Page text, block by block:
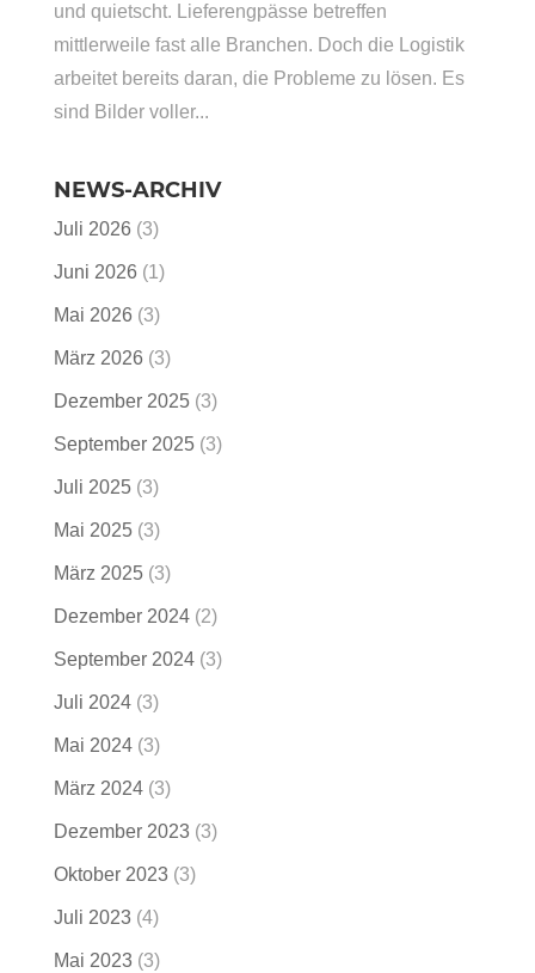
und quietscht. Lieferengpässe betreffen
mittlerweile fast alle Branchen. Doch die Logistik
arbeitet bereits daran, die Probleme zu lösen. Es
sind Bilder voller...
NEWS-ARCHIV
Juli 2026 (3)
Juni 2026 (1)
Mai 2026 (3)
März 2026 (3)
Dezember 2025(3)
September 2025(3)
Juli 2025(3)
Mai 2025(3)
März 2025(3)
Dezember 2024(2)
September 2024(3)
Juli 2024(3)
Mai 2024(3)
März 2024(3)
Dezember 2023(3)
Oktober 2023(3)
Juli 2023(4)
Mai 2023(3)